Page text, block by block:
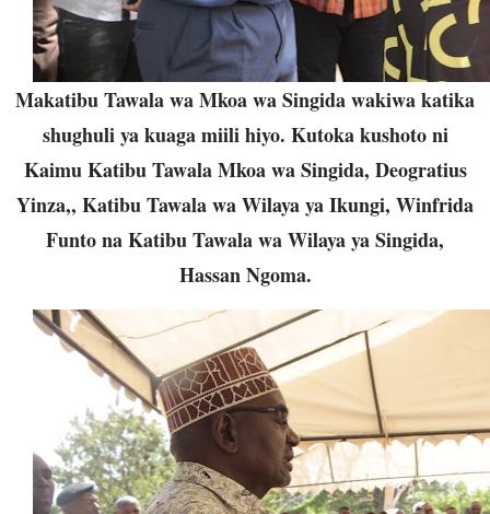
Makatibu Tawala wa Mkoa wa Singida wakiwa katika
shughuli ya kuaga miili hiyo. Kutoka kushoto ni
Kaimu Katibu Tawala Mkoa wa Singida, Deogratius
Yinza,, Katibu Tawala wa Wilaya ya Ikungi, Winfrida
Funto na Katibu Tawala wa Wilaya ya Singida,
Hassan Ngoma.